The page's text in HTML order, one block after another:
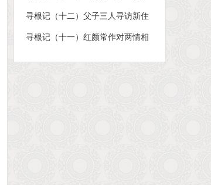
宿 天外有天梁上是福地
寻根记（十二）父子三人寻访新住
地 开枝散叶山五房扎根
寻根记（十一）红颜常作对两情相